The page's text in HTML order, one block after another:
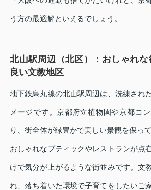
う方の最適解といえるでしょう。
北山駅周辺（北区）：おしゃれ
良い文教地区
地下鉄烏丸線の北山駅周辺は、洗練され
メージです。京都府立植物園や京都コ
り、街全体が緑豊かで美しい景観を保って
おしゃれなブティックやレストランが点
けで気分が上がるような街並みです。文
れ、落ち着いた環境で子育てをしたいご